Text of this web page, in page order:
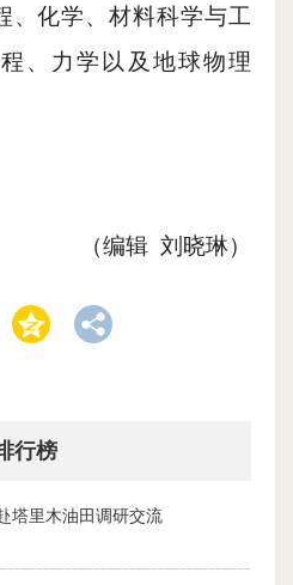
、化学、材料科学与工
、力学以及地球物理
（编辑 刘晓琳）
行榜
塔里木油田调研交流